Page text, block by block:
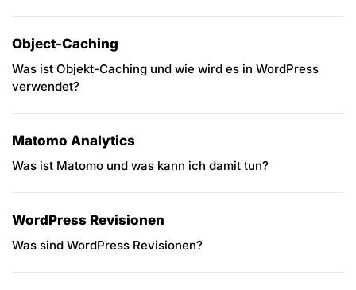
Object-Caching
Was ist Objekt-Caching und wie wird es in WordPress
verwendet?
Matomo Analytics
Was ist Matomo und was kann ich damit tun?
WordPress Revisionen
Was sind WordPress Revisionen?